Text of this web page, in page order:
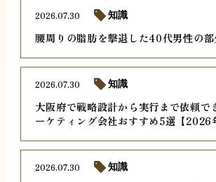
腰周りの脂肪を撃退した40代男性の
2026.07.30 知識
大阪府で戦略設計から実行まで依頼で
ーケティング会社おすすめ5選【2026
2026.07.30 知識
2026.07.30 知識